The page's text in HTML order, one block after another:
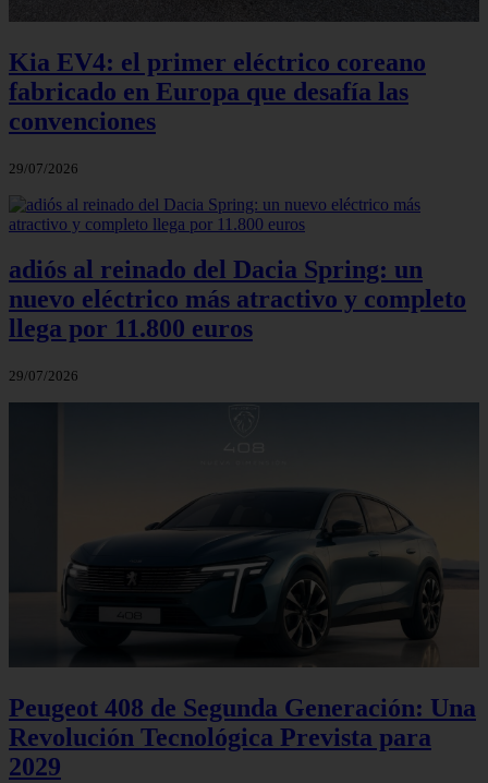
Kia EV4: el primer eléctrico coreano
fabricado en Europa que desafía las
convenciones
29/07/2026
adiós al reinado del Dacia Spring: un
nuevo eléctrico más atractivo y completo
llega por 11.800 euros
29/07/2026
Peugeot 408 de Segunda Generación: Una
Revolución Tecnológica Prevista para
2029